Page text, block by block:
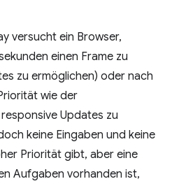
versucht ein Browser,
einen Frame zu
zu ermöglichen) oder nach
wie der
Updates zu
keine Eingaben und keine
Priorität gibt, aber eine
Aufgaben vorhanden ist,